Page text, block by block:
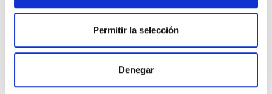
Permitir la selección
Denegar